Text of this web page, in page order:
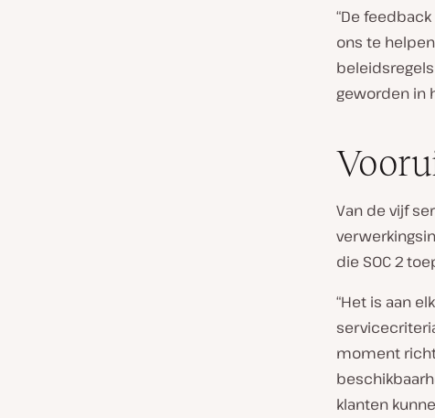
“De
ons te
geworden in
Van de vijf
die SOC 2
“Het is aan
moment
klanten